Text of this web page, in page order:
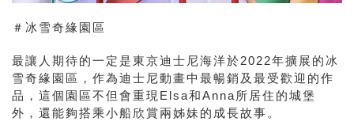
＃冰雪奇緣園區
最讓人期待的一定是東京迪士尼海洋於2022年擴展的冰
雪奇緣園區，作為迪士尼動畫中最暢銷及最受歡迎的作
品，這個園區不但會重現Elsa和Anna所居住的城堡
外，還能夠搭乘小船欣賞兩姊妹的成長故事。